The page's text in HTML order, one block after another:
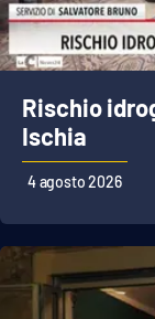
Rischio
Ischia
4 agosto 2026